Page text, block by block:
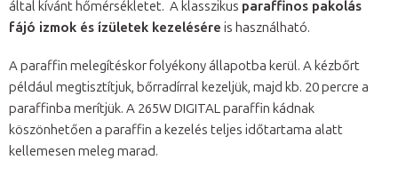
által kívánt hőmérsékletet. A klasszikus paraffinos pakolás
fájó izmok és ízületek kezelésére is használható.
A paraffin melegítéskor folyékony állapotba kerül. A kézbőrt
például megtisztítjuk, bőrradírral kezeljük, majd kb. 20 percre a
paraffinba merítjük. A 265W DIGITAL paraffin kádnak
köszönhetően a paraffin a kezelés teljes időtartama alatt
kellemesen meleg marad.